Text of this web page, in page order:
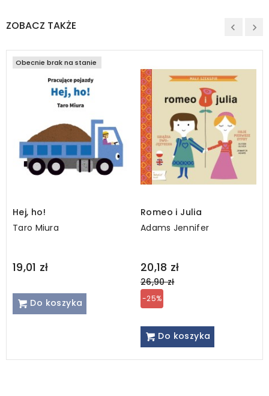
ZOBACZ TAKŻE
Obecnie brak na stanie
Hej, ho!
Taro Miura
19,01 zł
Do koszyka
Romeo i Julia
Adams Jennifer
20,18 zł
Regular
price
26,90 zł
-25%
Do koszyka